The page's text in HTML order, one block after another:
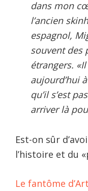
dans mon
l’ancien
espagnol,
souvent des
étrangers.
aujourd’hui
qu’il s’est
arriver là
Est-on sûr
l’histoire et du
Le fantôme